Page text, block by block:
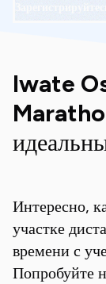
Iwate
Интересно,
участке
времени с
Попробуйте